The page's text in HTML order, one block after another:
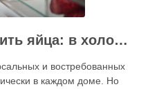
Как правильно хранить яйца: в холодильнике или на полке?
и востребованных
в каждом доме. Но